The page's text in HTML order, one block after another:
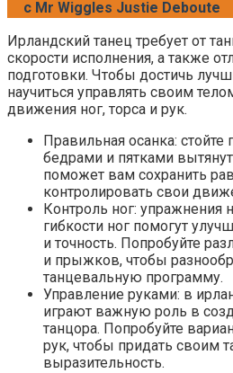
с Mr Wiggles Justie Deboute
Ирландский танец требует от
скорости исполнения, а также
подготовки. Чтобы достичь
научиться управлять своим
движения ног, торса и рук.
Правильная осанка: стойте
бедрами и пятками
поможет вам сохранить
контролировать свои
Контроль ног: упражнения
гибкости ног помогут
и точность. Попробуйте
и прыжков, чтобы
танцевальную программу.
Управление руками: в
играют важную роль в
танцора. Попробуйте
рук, чтобы придать своим
выразительность.